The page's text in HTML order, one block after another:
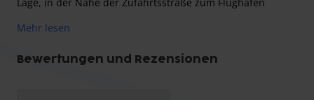
Parkplatz wird ständig durch ferngesteuerte Kameras
Mehr lesen
Bewertungen und Rezensionen